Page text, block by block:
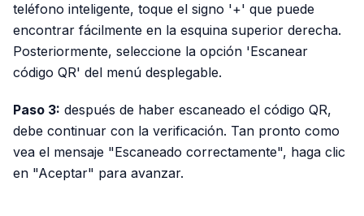
teléfono inteligente, toque el signo '+' que puede
encontrar fácilmente en la esquina superior derecha.
Posteriormente, seleccione la opción 'Escanear
código QR' del menú desplegable.
Paso 3: después de haber escaneado el código QR,
debe continuar con la verificación. Tan pronto como
vea el mensaje "Escaneado correctamente", haga clic
en "Aceptar" para avanzar.